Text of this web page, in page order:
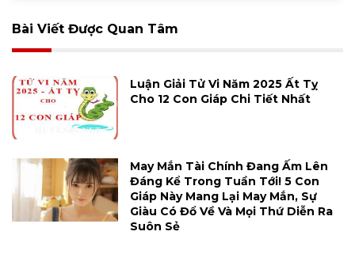
Bài Viết Được Quan Tâm
Luận Giải Tử Vi Năm 2025 Ất Tỵ
Cho 12 Con Giáp Chi Tiết Nhất
May Mắn Tài Chính Đang Ấm Lên
Đáng Kể Trong Tuần Tới! 5 Con
Giáp Này Mang Lại May Mắn, Sự
Giàu Có Đổ Về Và Mọi Thứ Diễn Ra
Suôn Sẻ